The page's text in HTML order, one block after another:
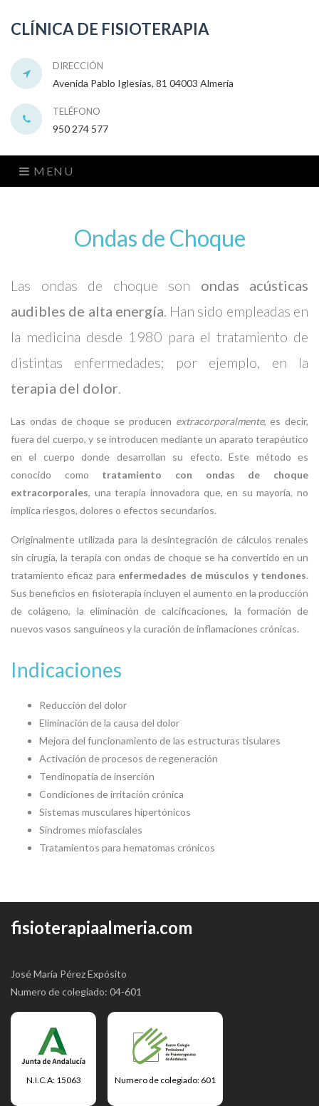
CLÍNICA DE FISIOTERAPIA
DIRECCIÓN
Avenida Pablo Iglesias, 81 04003 Almería
TELÉFONO
950 274 577
MENU
Ondas de Choque
Las ondas de choque son ondas acústicas
audibles de alta energía. Han sido empleadas en
la medicina desde 1980 para el tratamiento de
distintas enfermedades; por ejemplo, en la
terapia del dolor.
Las ondas de choque se producen extracorporalmente, es decir,
fuera del cuerpo, y se introducen mediante un aparato terapéutico
en el cuerpo donde desarrollan su efecto. Este método es
conocido como tratamiento con ondas de choque
extracorporales, una terapia innovadora que, en su mayoría, no
implica riesgos, dolores o efectos secundarios.
Originalmente utilizada para la desintegración de cálculos renales
sin cirugía, la terapia con ondas de choque se ha convertido en un
tratamiento eficaz para enfermedades de músculos y tendones.
Sus beneficios en fisioterapia incluyen el aumento en la producción
de colágeno, la eliminación de calcificaciones, la formación de
nuevos vasos sanguíneos y la curación de inflamaciones crónicas.
Indicaciones
Reducción del dolor
Eliminación de la causa del dolor
Mejora del funcionamiento de las estructuras tisulares
Activación de procesos de regeneración
Tendinopatía de inserción
Condiciones de irritación crónica
Sistemas musculares hipertónicos
Síndromes miofasciales
Tratamientos para hematomas crónicos
fisioterapiaalmeria.com
José María Pérez Expósito
Numero de colegiado: 04-601
N.I.C.A: 15063 Numero de colegiado: 601